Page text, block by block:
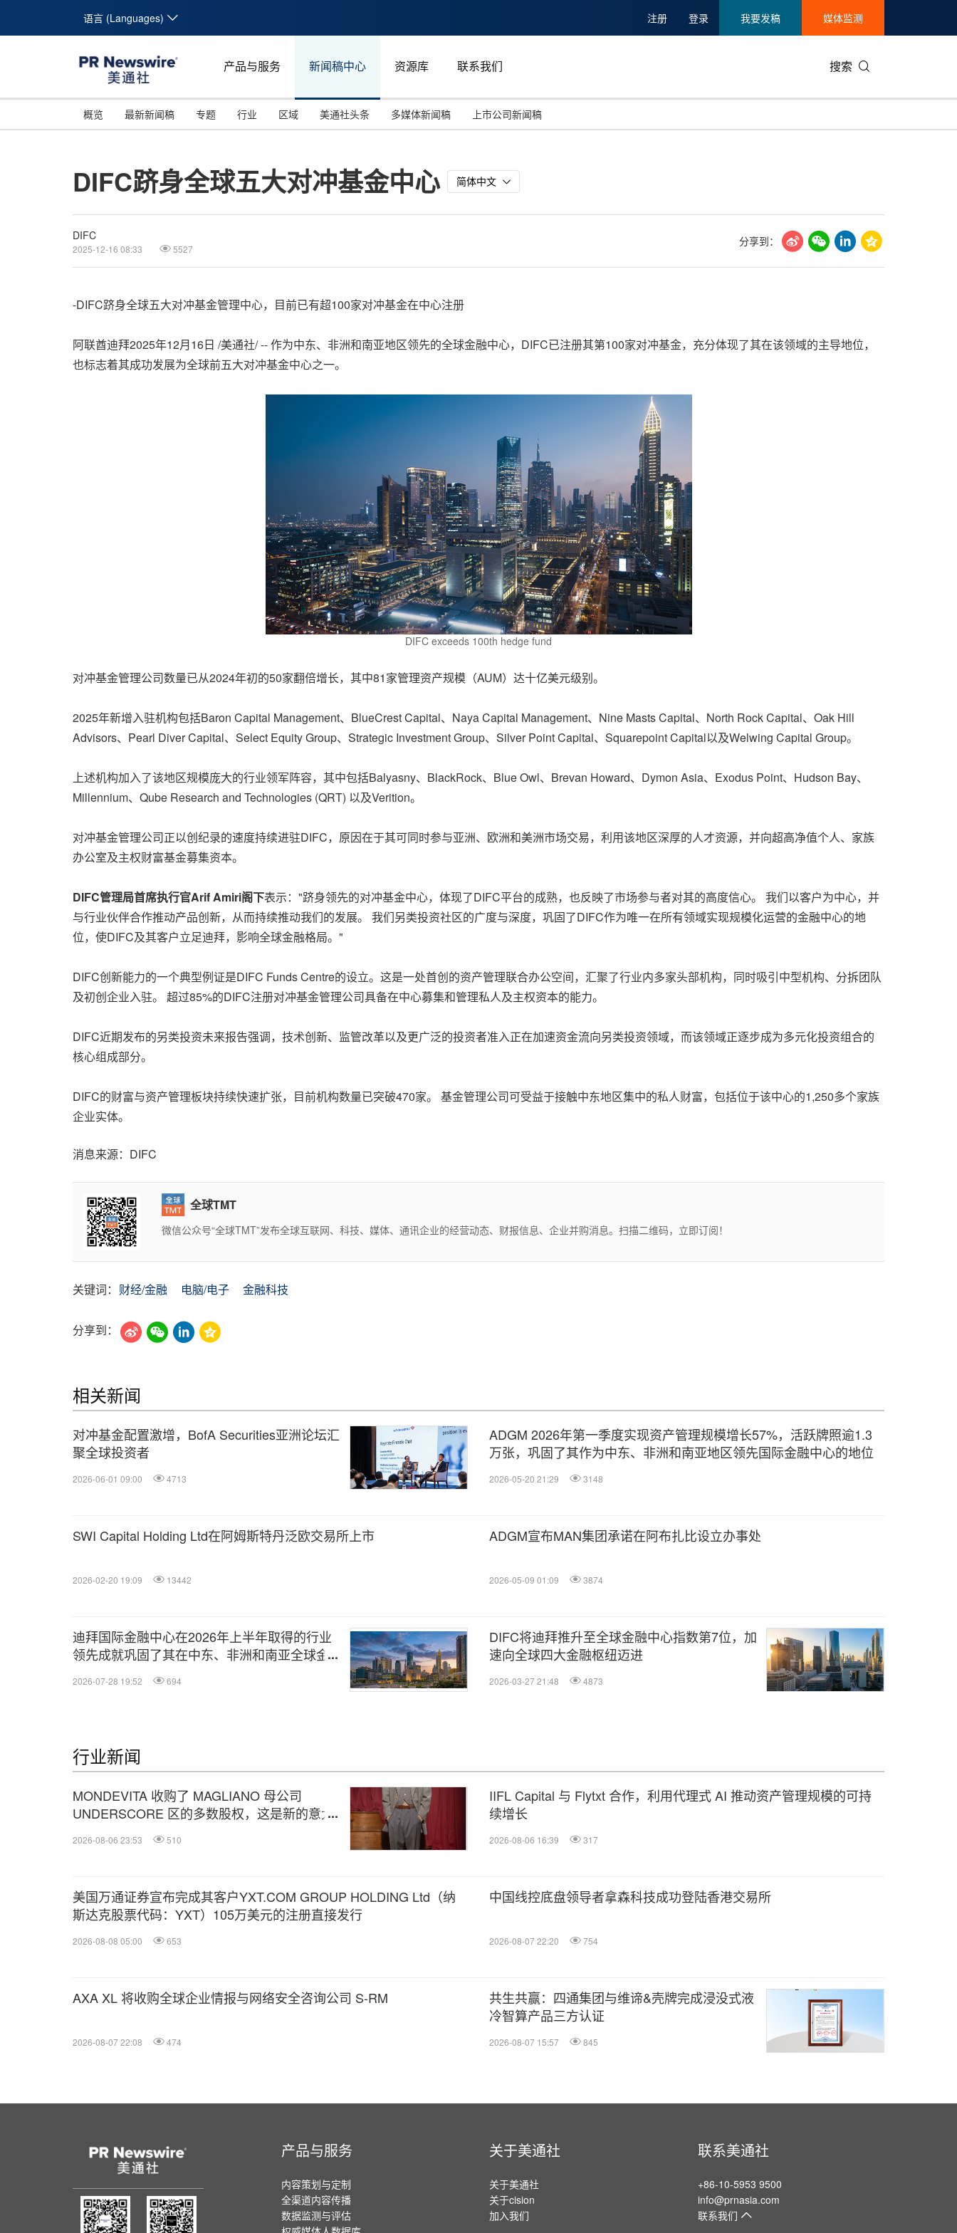
语言 (Languages) 注册 登录 我要发稿 媒体监测
产品与服务 新闻稿中心 资源库 联系我们 搜索
概览 最新新闻稿 专题
美国临床肿瘤学会(ASCO)
行业 区域 美通社头条 多媒体新闻稿 上市公司新闻稿
DIFC跻身全球五大对冲基金中心 简体中文
DIFC
2025-12-16 08:33 5527
分享到：
-DIFC跻身全球五大对冲基金管理中心，目前已有超100家对冲基金在中心注册
阿联酋迪拜2025年12月16日 /美通社/ -- 作为中东、非洲和南亚地区领先的全球金融中心，DIFC已注册其第100家对冲基金，充分体现了其在该领域的主导地位，
也标志着其成功发展为全球前五大对冲基金中心之一。
DIFC exceeds 100th hedge fund
对冲基金管理公司数量已从2024年初的50家翻倍增长，其中81家管理资产规模（AUM）达十亿美元级别。
2025年新增入驻机构包括Baron Capital Management、BlueCrest Capital、Naya Capital Management、Nine Masts Capital、North Rock Capital、Oak Hill
Advisors、Pearl Diver Capital、Select Equity Group、Strategic Investment Group、Silver Point Capital、Squarepoint Capital以及Welwing Capital Group。
上述机构加入了该地区规模庞大的行业领军阵容，其中包括Balyasny、BlackRock、Blue Owl、Brevan Howard、Dymon Asia、Exodus Point、Hudson Bay、
Millennium、Qube Research and Technologies (QRT) 以及Verition。
对冲基金管理公司正以创纪录的速度持续进驻DIFC，原因在于其可同时参与亚洲、欧洲和美洲市场交易，利用该地区深厚的人才资源，并向超高净值个人、家族
办公室及主权财富基金募集资本。
DIFC管理局首席执行官Arif Amiri阁下表示："跻身领先的对冲基金中心，体现了DIFC平台的成熟，也反映了市场参与者对其的高度信心。 我们以客户为中心，并
与行业伙伴合作推动产品创新，从而持续推动我们的发展。 我们另类投资社区的广度与深度，巩固了DIFC作为唯一在所有领域实现规模化运营的金融中心的地
位，使DIFC及其客户立足迪拜，影响全球金融格局。"
DIFC创新能力的一个典型例证是DIFC Funds Centre的设立。这是一处首创的资产管理联合办公空间，汇聚了行业内多家头部机构，同时吸引中型机构、分拆团队
及初创企业入驻。 超过85%的DIFC注册对冲基金管理公司具备在中心募集和管理私人及主权资本的能力。
DIFC近期发布的另类投资未来报告强调，技术创新、监管改革以及更广泛的投资者准入正在加速资金流向另类投资领域，而该领域正逐步成为多元化投资组合的
核心组成部分。
DIFC的财富与资产管理板块持续快速扩张，目前机构数量已突破470家。 基金管理公司可受益于接触中东地区集中的私人财富，包括位于该中心的1,250多个家族
企业实体。
消息来源：DIFC
全球TMT
微信公众号“全球TMT”发布全球互联网、科技、媒体、通讯企业的经营动态、财报信息、企业并购消息。扫描二维码，立即订阅！
关键词： 财经/金融 电脑/电子 金融科技
分享到：
相关新闻
对冲基金配置激增，BofA Securities亚洲论坛汇
聚全球投资者
2026-06-01 09:00 4713
ADGM 2026年第一季度实现资产管理规模增长57%，活跃牌照逾1.3
万张，巩固了其作为中东、非洲和南亚地区领先国际金融中心的地位
2026-05-20 21:29 3148
SWI Capital Holding Ltd在阿姆斯特丹泛欧交易所上市
2026-02-20 19:09 13442
ADGM宣布MAN集团承诺在阿布扎比设立办事处
2026-05-09 01:09 3874
迪拜国际金融中心在2026年上半年取得的行业
领先成就巩固了其在中东、非洲和南亚全球金融
2026-07-28 19:52 694
DIFC将迪拜推升至全球金融中心指数第7位，加
速向全球四大金融枢纽迈进
2026-03-27 21:48 4873
行业新闻
MONDEVITA 收购了 MAGLIANO 母公司
UNDERSCORE 区的多数股权，这是新的意大
2026-08-06 23:53 510
IIFL Capital 与 Flytxt 合作，利用代理式 AI 推动资产管理规模的可持
续增长
2026-08-06 16:39 317
美国万通证券宣布完成其客户YXT.COM GROUP HOLDING Ltd（纳
斯达克股票代码：YXT）105万美元的注册直接发行
2026-08-08 05:00 653
中国线控底盘领导者拿森科技成功登陆香港交易所
2026-08-07 22:20 754
AXA XL 将收购全球企业情报与网络安全咨询公司 S-RM
2026-08-07 22:08 474
共生共赢：四通集团与维谛&壳牌完成浸没式液
冷智算产品三方认证
2026-08-07 15:57 845
产品与服务
内容策划与定制
全渠道内容传播
数据监测与评估
关于美通社
关于美通社
关于cision
加入我们
联系美通社
+86-10-5953 9500
info@prnasia.com
联系我们